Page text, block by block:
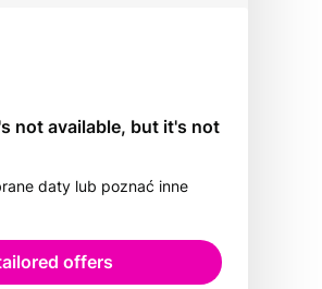
not available, but it's not
daty lub poznać inne
offers